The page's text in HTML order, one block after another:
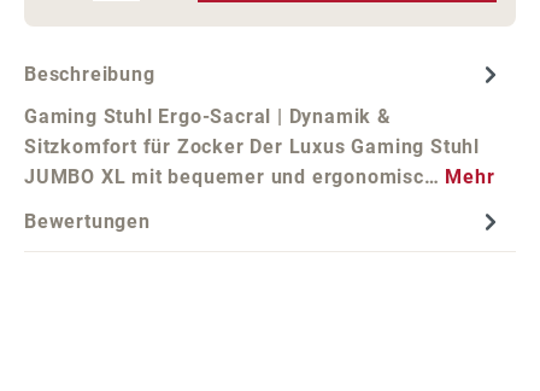
Beschreibung
Gaming Stuhl Ergo-Sacral | Dynamik &
Sitzkomfort für Zocker Der Luxus Gaming Stuhl
JUMBO XL mit bequemer und ergonomisc… Mehr
Bewertungen